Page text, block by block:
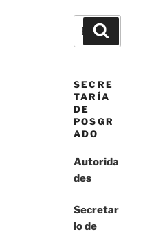
Buscar
por:
SECRE
TARÍA
DE
POSGR
ADO
Autorida
des
Secretar
io de